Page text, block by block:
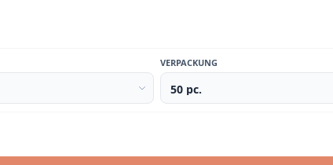
VERPACKUNG